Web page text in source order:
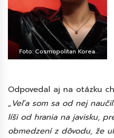
Foto: Cosmopolitan Korea
Odpovedal aj na otázku
„Veľa som sa od nej
líši od hrania na javisku,
obmedzení z dôvodu, že